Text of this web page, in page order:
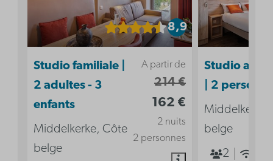
8,9
A partir de
214 €
162 €
2 nuits
2 personnes
Studio familiale |
2 adultes - 3
enfants
Middelkerke, Côte
belge
Studio
| 2
Middelkerke,
belge
2